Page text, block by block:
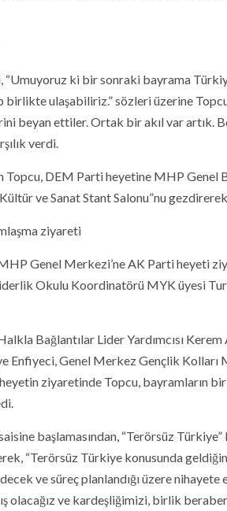
“Umuyoruz ki bir sonraki bayrama
ulaşabiliriz.” sözleri üzerine
beyan ettiler. Ortak bir akıl var artık.
verdi.
Topcu, DEM Parti heyetine MHP Genel
ve Sanat Stant Salonu”nu
ziyareti
Genel Merkezi’ne AK Parti heyeti
Okulu Koordinatörü MYK üyesi
Bağlantılar Lider Yardımcısı
Enfiyeci, Genel Merkez Gençlik
heyetin ziyaretinde Topcu, bayramların
başlamasından, “Terörsüz
“Terörsüz Türkiye konusunda
ve süreç planlandığı üzere
olacağız ve kardeşliğimizi, birlik